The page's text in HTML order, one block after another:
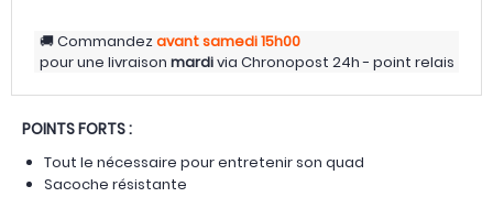
Commandezavant samedi15h00
pour une livraison mardivia Chronopost 24h - point relais
POINTS FORTS :
Tout le nécessaire pour entretenir son quad
Sacoche résistante